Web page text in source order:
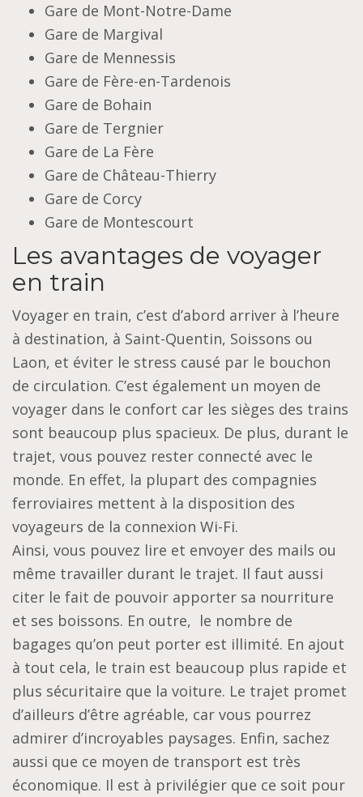
Gare de Mont-Notre-Dame
Gare de Margival
Gare de Mennessis
Gare de Fère-en-Tardenois
Gare de Bohain
Gare de Tergnier
Gare de La Fère
Gare de Château-Thierry
Gare de Corcy
Gare de Montescourt
Les avantages de voyager
en train
Voyager en train, c’est d’abord arriver à l’heure
à destination, à Saint-Quentin, Soissons ou
Laon, et éviter le stress causé par le bouchon
de circulation. C’est également un moyen de
voyager dans le confort car les sièges des trains
sont beaucoup plus spacieux. De plus, durant le
trajet, vous pouvez rester connecté avec le
monde. En effet, la plupart des compagnies
ferroviaires mettent à la disposition des
voyageurs de la connexion Wi-Fi.
Ainsi, vous pouvez lire et envoyer des mails ou
même travailler durant le trajet. Il faut aussi
citer le fait de pouvoir apporter sa nourriture
et ses boissons. En outre, le nombre de
bagages qu’on peut porter est illimité. En ajout
à tout cela, le train est beaucoup plus rapide et
plus sécuritaire que la voiture. Le trajet promet
d’ailleurs d’être agréable, car vous pourrez
admirer d’incroyables paysages. Enfin, sachez
aussi que ce moyen de transport est très
économique. Il est à privilégier que ce soit pour